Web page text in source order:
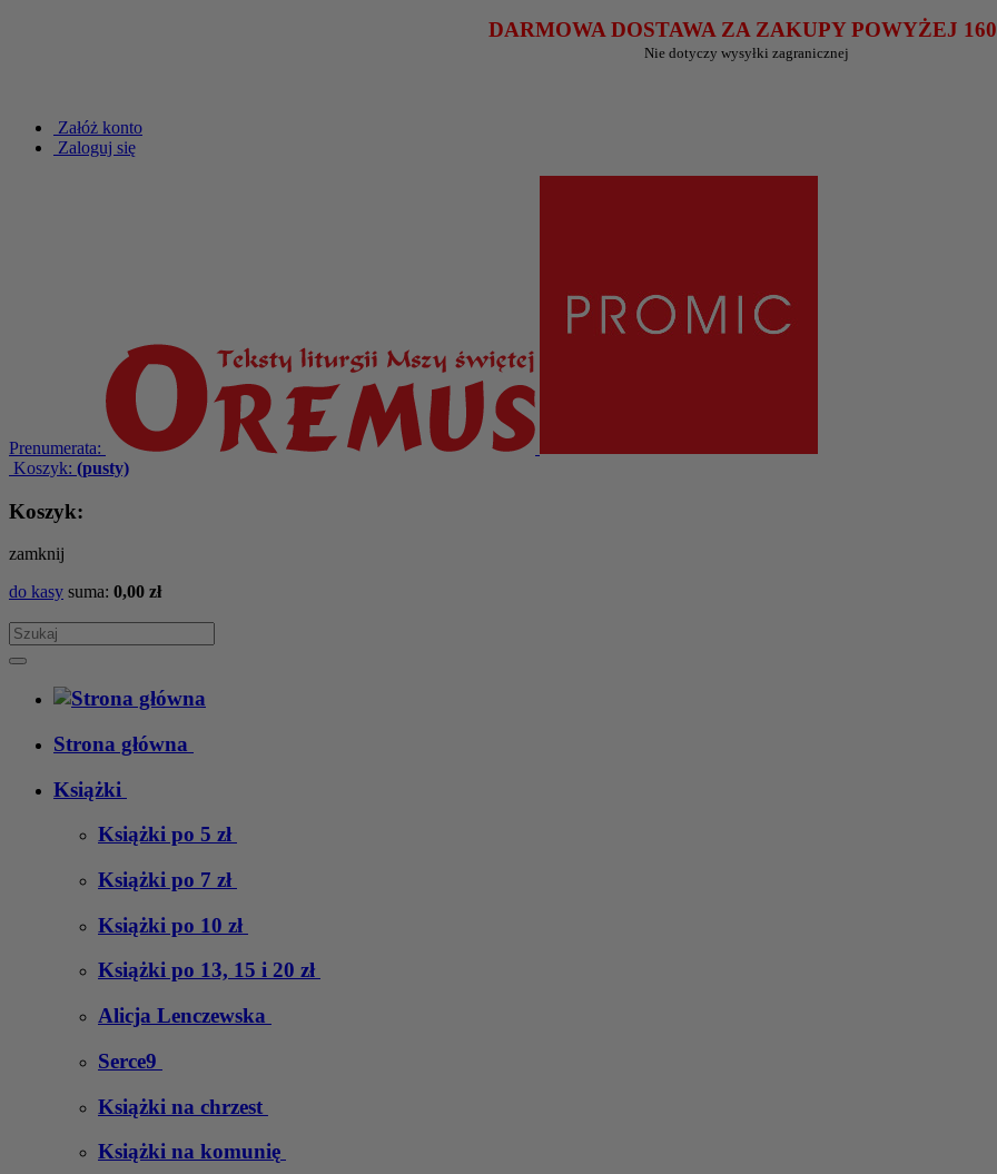
DARMOWA DOSTAWA ZA ZAKUPY POWYŻEJ 160
Nie dotyczy wysyłki zagranicznej
Załóż konto
Zaloguj się
Prenumerata:
Koszyk: (pusty)
Koszyk:
zamknij
do kasy suma: 0,00 zł
Strona główna
Książki
Książki po 5 zł
Książki po 7 zł
Książki po 10 zł
Książki po 13, 15 i 20 zł
Alicja Lenczewska
Serce9
Książki na chrzest
Książki na komunię